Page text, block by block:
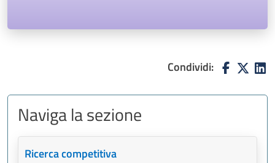
Condividi:
Naviga la sezione
Ricerca competitiva